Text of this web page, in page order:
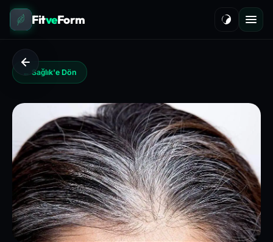
FitveForm
← Sağlık'e Dön